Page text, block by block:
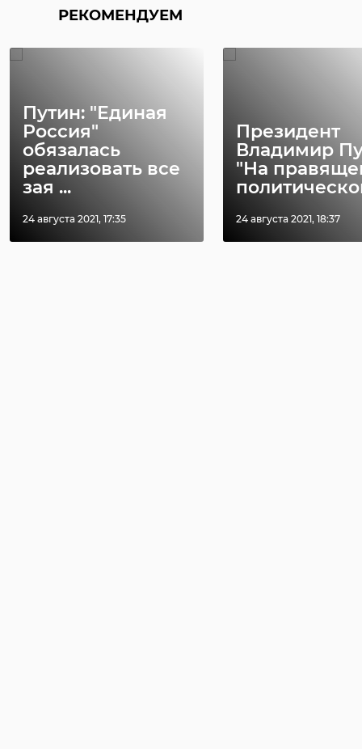
РЕКОМЕНДУЕМ
Путин: "Единая
Россия"
обязалась
реализовать все
зая ...
24 августа 2021, 17:35
Президент
Владимир
"На
24 августа 2021, 18:37